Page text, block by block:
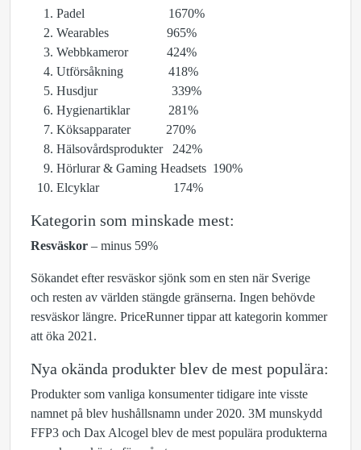
Padel 1670%
Wearables 965%
Webbkameror 424%
Utförsåkning 418%
Husdjur 339%
Hygienartiklar 281%
Köksapparater 270%
Hälsovårdsprodukter 242%
Hörlurar & Gaming Headsets 190%
Elcyklar 174%
Kategorin som minskade mest:
Resväskor – minus 59%
Sökandet efter resväskor sjönk som en sten när Sverige
och resten av världen stängde gränserna. Ingen behövde
resväskor längre. PriceRunner tippar att kategorin kommer
att öka 2021.
Nya okända produkter blev de mest populära:
Produkter som vanliga konsumenter tidigare inte visste
namnet på blev hushållsnamn under 2020. 3M munskydd
FFP3 och Dax Alcogel blev de mest populära produkterna